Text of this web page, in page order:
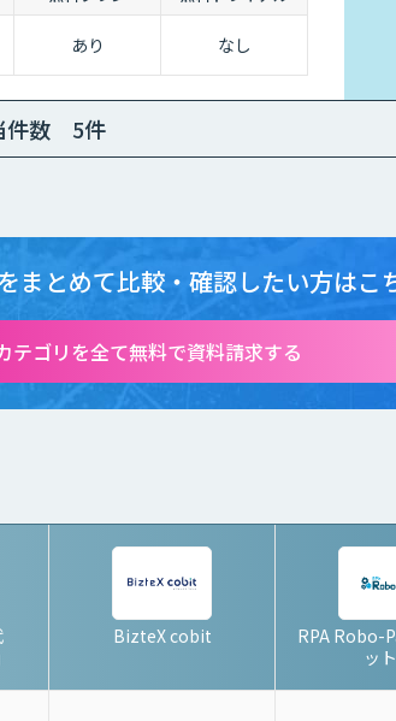
あり なし
件数 5件
まとめて比較・確認したい方はこ
テゴリを全て無料で資料請求する
BizteX cobit
RPA Robo-
ット